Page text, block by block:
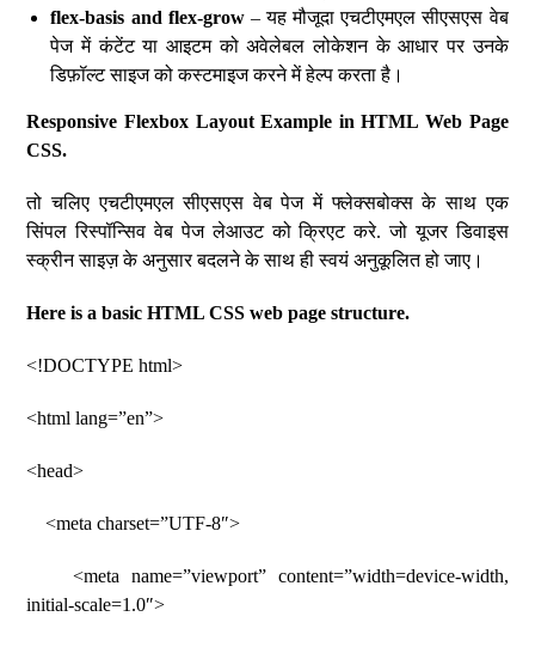
flex-basis and flex-grow– यह मौजूदा एचटीएमएल सीएसएस वेब
पेज में कंटेंट या आइटम को अवेलेबल लोकेशन के आधार पर उनके
डिफ़ॉल्ट साइज को कस्टमाइज करने में हेल्प करता है।
Responsive Flexbox Layout Example in HTML Web Page
CSS.
तो चलिए एचटीएमएल सीएसएस वेब पेज में फ्लेक्सबोक्स के साथ एक
सिंपल रिस्पॉन्सिव वेब पेज लेआउट को क्रिएट करे. जो यूजर डिवाइस
स्क्रीन साइज़ के अनुसार बदलने के साथ ही स्वयं अनुकूलित हो जाए।
Here is a basic HTML CSS web page structure.
<!DOCTYPE html>
<html lang=”en”>
<head>
<meta charset=”UTF-8″>
<meta name=”viewport” content=”width=device-width,
initial-scale=1.0″>